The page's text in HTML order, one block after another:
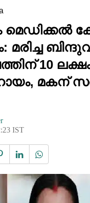
മെഡിക്കൽ
10
മകന്
IST